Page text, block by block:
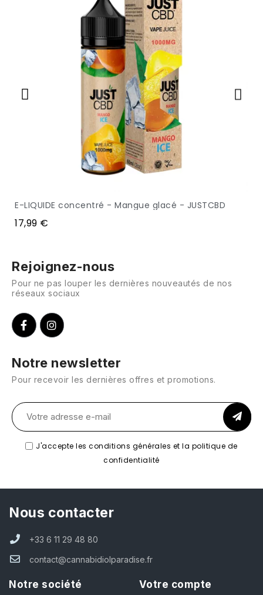
APERÇU
E-LIQUIDE concentré - Mangue glacé - JUSTCBD
17,99 €
Rejoignez-nous
Pour ne pas louper les dernières nouveautés de nos
réseaux sociaux
Notre newsletter
Pour recevoir les dernières offres et promotions.
J'accepte les conditions générales et la politique de
confidentialité
Nous contacter
+33 6 11 29 48 80
contact@cannabidiolparadise.fr
Notre société Votre compte